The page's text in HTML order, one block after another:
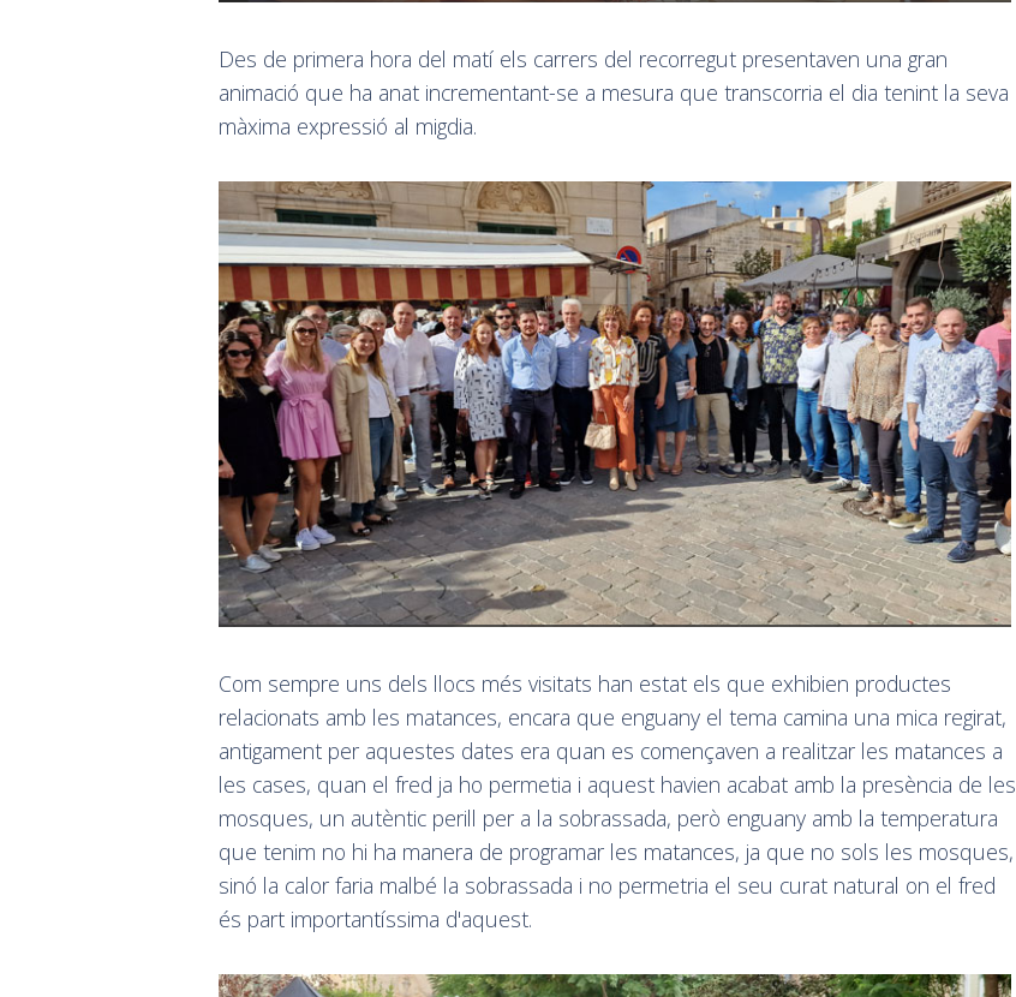
Des de primera hora del matí els carrers del recorregut presentaven una gran
animació que ha anat incrementant-se a mesura que transcorria el dia tenint la seva
màxima expressió al migdia.
Com sempre uns dels llocs més visitats han estat els que exhibien productes
relacionats amb les matances, encara que enguany el tema camina una mica regirat,
antigament per aquestes dates era quan es començaven a realitzar les matances a
les cases, quan el fred ja ho permetia i aquest havien acabat amb la presència de les
mosques, un autèntic perill per a la sobrassada, però enguany amb la temperatura
que tenim no hi ha manera de programar les matances, ja que no sols les mosques,
sinó la calor faria malbé la sobrassada i no permetria el seu curat natural on el fred
és part importantíssima d'aquest.